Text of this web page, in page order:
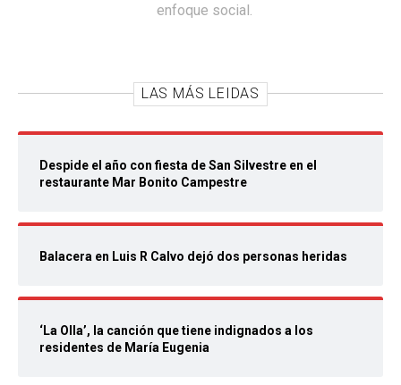
enfoque social.
LAS MÁS LEIDAS
Despide el año con fiesta de San Silvestre en el
restaurante Mar Bonito Campestre
Balacera en Luis R Calvo dejó dos personas heridas
‘La Olla’, la canción que tiene indignados a los
residentes de María Eugenia